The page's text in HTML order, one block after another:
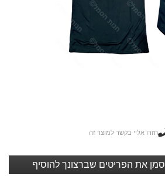
חזרו אליי בקשר למוצר זה
סמן את הפריטים שברצונך להוסיף